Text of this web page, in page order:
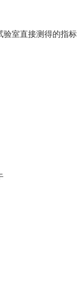
室直接测得的指标